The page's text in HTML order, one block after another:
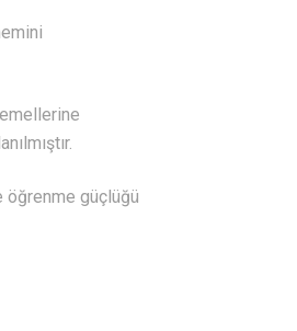
öğrenme güçlüğü